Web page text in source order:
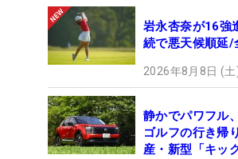
岩永杏奈が16
続で悪天候順延/
2026年8月8日 (
静かでパワフル
ゴルフの行き帰
産・新型「キッ